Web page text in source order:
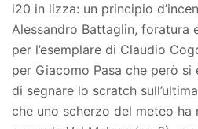
i20 in lizza: un principio
Alessandro Battaglin, foratura
per l’esemplare di Claudio
per Giacomo Pasa che però
di segnare lo scratch
che uno scherzo del meteo ha